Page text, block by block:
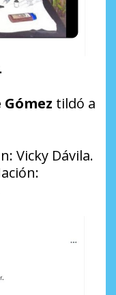
Gómez tildó a
Vicky Dávila.